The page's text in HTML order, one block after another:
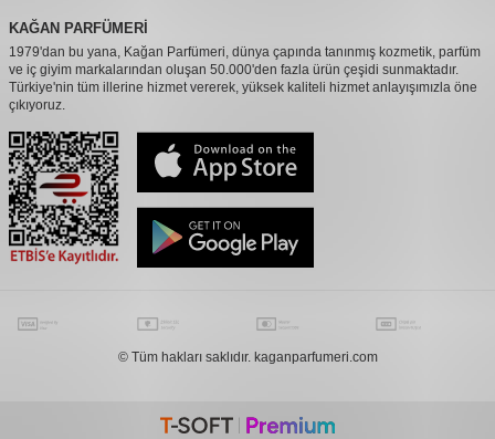
KAĞAN PARFÜMERİ
1979'dan bu yana, Kağan Parfümeri, dünya çapında tanınmış kozmetik, parfüm
ve iç giyim markalarından oluşan 50.000'den fazla ürün çeşidi sunmaktadır.
Türkiye'nin tüm illerine hizmet vererek, yüksek kaliteli hizmet anlayışımızla öne
çıkıyoruz.
© Tüm hakları saklıdır. kaganparfumeri.com